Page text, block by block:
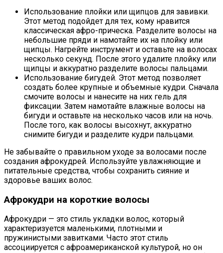
Использование плойки или щипцов для завивки.
Этот метод подойдет для тех, кому нравится
классическая афро-прическа. Разделите волосы на
небольшие пряди и намотайте их на плойку или
щипцы. Нагрейте инструмент и оставьте на волосах
несколько секунд. После этого удалите плойку или
щипцы и аккуратно разделите волосы пальцами.
Использование бигудей. Этот метод позволяет
создать более крупные и объемные кудри. Сначала
смочите волосы и нанесите на них гель для
фиксации. Затем намотайте влажные волосы на
бигуди и оставьте на несколько часов или на ночь.
После того, как волосы высохнут, аккуратно
снимите бигуди и разделите кудри пальцами.
Не забывайте о правильном уходе за волосами после
создания афрокудрей. Используйте увлажняющие и
питательные средства, чтобы сохранить сияние и
здоровье ваших волос.
Афрокудри на короткие волосы
Афрокудри — это стиль укладки волос, который
характеризуется маленькими, плотными и
пружинистыми завитками. Часто этот стиль
ассоциируется с афроамериканской культурой, но он